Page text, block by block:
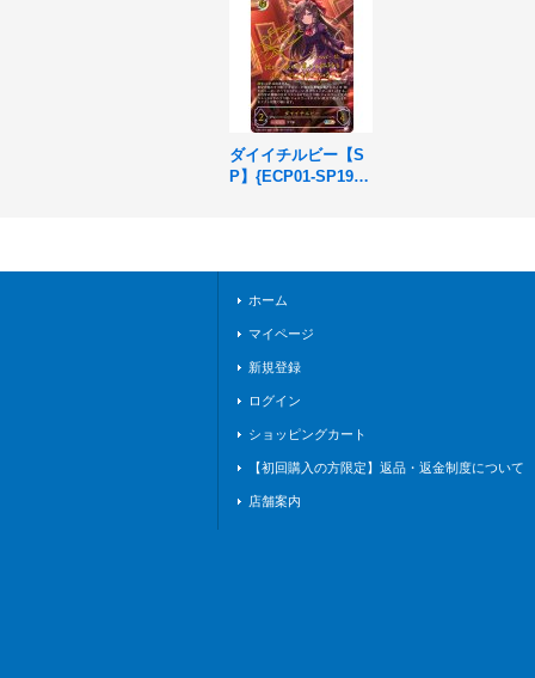
ダイイチルビー【S
P】{ECP01-SP19}
ホーム
マイページ
新規登録
ログイン
ショッピングカート
【初回購入の方限定】返品・返金制度について
店舗案内